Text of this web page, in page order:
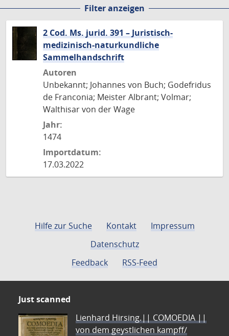
Filter anzeigen
2 Cod. Ms. jurid. 391 – Juristisch-
medizinisch-naturkundliche
Sammelhandschrift
Autoren
Unbekannt; Johannes von Buch; Godefridus
de Franconia; Meister Albrant; Volmar;
Walthisar von der Wage
Jahr:
1474
Importdatum:
17.03.2022
Hilfe zur Suche Kontakt
Impressum
Datenschutz
Feedback
RSS-Feed
Just scanned
Lienhard Hirsing.|| COMOEDIA ||
von dem geystlichen kampff/